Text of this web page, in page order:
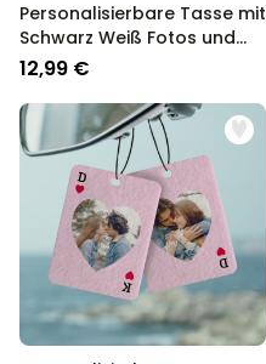
Personalisierbare Tasse mit
Schwarz Weiß Fotos und
Text
12,99 €